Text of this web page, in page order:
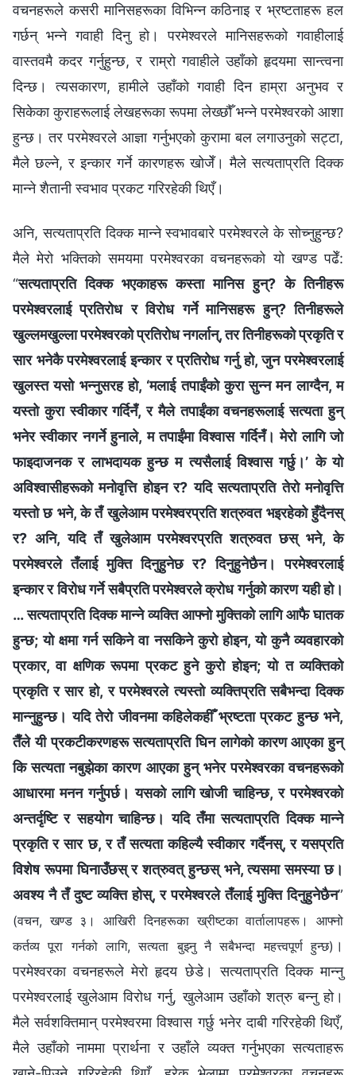
वचनहरूले कसरी मानिसहरूका विभिन्‍न कठिनाइ र भ्रष्टताहरू हल
गर्छन् भन्‍ने गवाही दिनु हो। परमेश्‍वरले मानिसहरूको गवाहीलाई
वास्तवमै कदर गर्नुहुन्छ, र राम्रो गवाहीले उहाँको हृदयमा सान्त्वना
दिन्छ। त्यसकारण, हामीले उहाँको गवाही दिन हाम्रा अनुभव र
सिकेका कुराहरूलाई लेखहरूका रूपमा लेख्छौँ भन्‍ने परमेश्‍वरको आशा
हुन्छ। तर परमेश्‍वरले आज्ञा गर्नुभएको कुरामा बल लगाउनुको सट्टा,
मैले छल्‍ने, र इन्कार गर्ने कारणहरू खोजेँ। मैले सत्यताप्रति दिक्‍क
मान्‍ने शैतानी स्वभाव प्रकट गरिरहेकी थिएँ।
अनि, सत्यताप्रति दिक्‍क मान्‍ने स्वभावबारे परमेश्‍वरले के सोच्‍नुहुन्छ?
मैले मेरो भक्तिको समयमा परमेश्‍वरका वचनहरूको यो खण्ड पढेँ:
“सत्यताप्रति दिक्‍क भएकाहरू कस्ता मानिस हुन्? के तिनीहरू
परमेश्‍वरलाई प्रतिरोध र विरोध गर्ने मानिसहरू हुन्? तिनीहरूले
खुल्लमखुल्ला परमेश्‍वरको प्रतिरोध नगर्लान्, तर तिनीहरूको प्रकृति र
सार भनेकै परमेश्‍वरलाई इन्कार र प्रतिरोध गर्नु हो, जुन परमेश्‍वरलाई
खुलस्त यसो भन्‍नुसरह हो, ‘मलाई तपाईंको कुरा सुन्‍न मन लाग्दैन, म
यस्तो कुरा स्वीकार गर्दिनँ, र मैले तपाईंका वचनहरूलाई सत्यता हुन्
भनेर स्वीकार नगर्ने हुनाले, म तपाईंमा विश्‍वास गर्दिनँ। मेरो लागि जो
फाइदाजनक र लाभदायक हुन्छ म त्यसैलाई विश्‍वास गर्छु।’ के यो
अविश्‍वासीहरूको मनोवृत्ति होइन र? यदि सत्यताप्रति तेरो मनोवृत्ति
यस्तो छ भने, के तँ खुलेआम परमेश्‍वरप्रति शत्रुवत भइरहेको हुँदैनस्
र? अनि, यदि तँ खुलेआम परमेश्‍वरप्रति शत्रुवत छस् भने, के
परमेश्‍वरले तँलाई मुक्ति दिनुहुनेछ र? दिनुहुनेछैन। परमेश्‍वरलाई
इन्कार र विरोध गर्ने सबैप्रति परमेश्‍वरले क्रोध गर्नुको कारण यही हो।
… सत्यताप्रति दिक्‍क मान्‍ने व्यक्ति आफ्नो मुक्तिको लागि आफै घातक
हुन्छ; यो क्षमा गर्न सकिने वा नसकिने कुरो होइन, यो कुनै व्यवहारको
प्रकार, वा क्षणिक रूपमा प्रकट हुने कुरो होइन; यो त व्यक्तिको
प्रकृति र सार हो, र परमेश्‍वरले त्यस्तो व्यक्तिप्रति सबैभन्दा दिक्‍क
मान्‍नुहुन्छ। यदि तेरो जीवनमा कहिलेकहीँ भ्रष्टता प्रकट हुन्छ भने,
तैँले यी प्रकटीकरणहरू सत्यताप्रति घिन लागेको कारण आएका हुन्
कि सत्यता नबुझेका कारण आएका हुन् भनेर परमेश्‍वरका वचनहरूको
आधारमा मनन गर्नुपर्छ। यसको लागि खोजी चाहिन्छ, र परमेश्‍वरको
अन्तर्दृष्टि र सहयोग चाहिन्छ। यदि तँमा सत्यताप्रति दिक्‍क मान्‍ने
प्रकृति र सार छ, र तँ सत्यता कहिल्यै स्वीकार गर्दैनस्, र यसप्रति
विशेष रूपमा घिनाउँछस् र शत्रुवत् हुन्छस् भने, त्यसमा समस्या छ।
अवश्य नै तँ दुष्ट व्यक्ति होस्, र परमेश्‍वरले तँलाई मुक्ति दिनुहुनेछैन”
(वचन, खण्ड ३। आखिरी दिनहरूका ख्रीष्टका वार्तालापहरू। आफ्‍नो
कर्तव्य पूरा गर्नको लागि, सत्यता बुझ्‍नु नै सबैभन्दा महत्त्वपूर्ण हुन्छ) ।
परमेश्‍वरका वचनहरूले मेरो हृदय छेडे। सत्यताप्रति दिक्‍क मान्‍नु
परमेश्‍वरलाई खुलेआम विरोध गर्नु, खुलेआम उहाँको शत्रु बन्‍नु हो।
मैले सर्वशक्तिमान्‌ परमेश्‍वरमा विश्‍वास गर्छु भनेर दाबी गरिरहेकी थिएँ,
मैले उहाँको नाममा प्रार्थना र उहाँले व्यक्त गर्नुभएका सत्यताहरू